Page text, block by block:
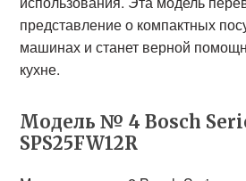
представление о компактных
машинах и станет верной
кухне.
Модель № 4 Bosch
SPS25FW12R